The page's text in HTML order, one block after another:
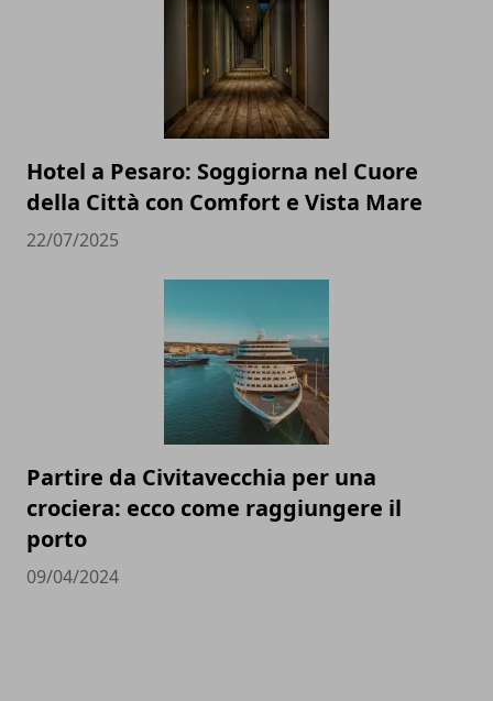
Hotel a Pesaro: Soggiorna nel Cuore
della Città con Comfort e Vista Mare
22/07/2025
Partire da Civitavecchia per una
crociera: ecco come raggiungere il
porto
09/04/2024